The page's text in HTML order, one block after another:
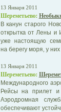
13 Января 2011
Шереметьево:
В канун старого
открытка от Лены и
уже настоящую
на берегу моря, у
13 Января 2011
Шереметьево:
Международного
Рейсы на прилет и
Аэродромная
обеспечивают